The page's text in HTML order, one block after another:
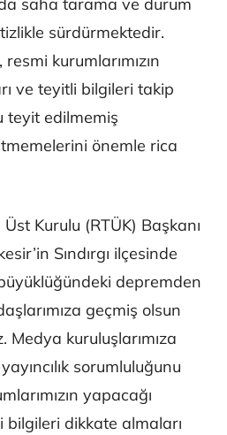
saha tarama ve durum
sürdürmektedir.
kurumlarımızın
ve teyitli bilgileri takip
teyit edilmemiş
önemle rica
Kurulu (RTÜK) Başkanı
Sındırgı ilçesinde
depremden
geçmiş olsun
kuruluşlarımıza
sorumluluğunu
yapacağı
bilgileri dikkate almaları